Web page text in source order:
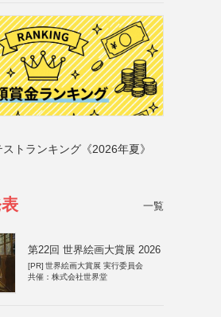
トランキング《2026年夏》
一覧
第22回 世界絵画大賞展 2026
[PR] 世界絵画大賞展 実行委員会
共催：株式会社世界堂